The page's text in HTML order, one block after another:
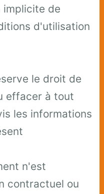
implicite de
d'utilisation
le droit de
effacer à tout
les informations
n'est
contractuel ou